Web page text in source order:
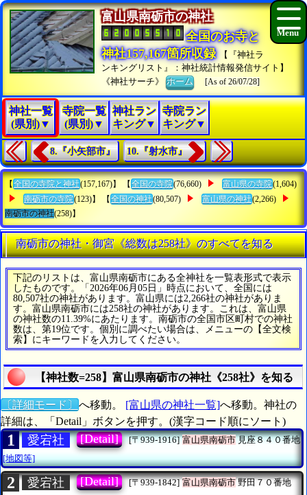
富山県南砺市の神社
全国のお寺と
神社157,167箇所収録
【『神社ラ
ンキングリスト』：神社統計情報発信サイト】
《神社サーチ》ホーム [As of 26/07/28]
神社一覧
(県別)▼
寺院一覧
(県別)▼
神社ラン
キング▼
寺院ラン
キング▼
8.『小矢部市』 10.『射水市』
【 全国の寺院と神社(157,167)】 【 全国の寺院(76,660) 富山県の寺院(1,604)
南砺市の寺院(123)】 【 全国の神社(80,507) 富山県の神社(2,266)
南砺市の神社(258)】
南砺市の神社・御宮《総数は258社》のすべてを知る
下記のリストは、富山県南砺市にある全神社を一覧表形式で表示
したものです。「2026年06月05日」時点において、全国には
80,507社の神社があります。富山県には2,266社の神社がありま
す。富山県南砺市には258社の神社があります。これは、富山県
の神社数の11.39%にあたります。南砺市の全国市区町村での神社
数は、第19位です。個別に調べたい場合は、メニューの【全文検
索】にキーワードを入力してください。
【神社数=258】富山県南砺市の神社《258社》を知る
〔詳細モード〕 へ移動。 [富山県の神社一覧]へ移動。神社の
詳細は、「Detail」ボタンを押す。(漢字コード順にソート)
1 愛宕社 [Detail] [〒939-1916] 富山県南砺市見座８４０番地
[地図等]
2 愛宕社 [Detail] [〒939-1842] 富山県南砺市野田７０番地